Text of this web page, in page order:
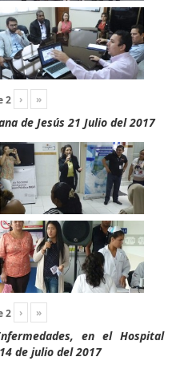
2 › »
de Jesús 21 Julio del 2017
2 › »
en el Hospital
de julio del 2017